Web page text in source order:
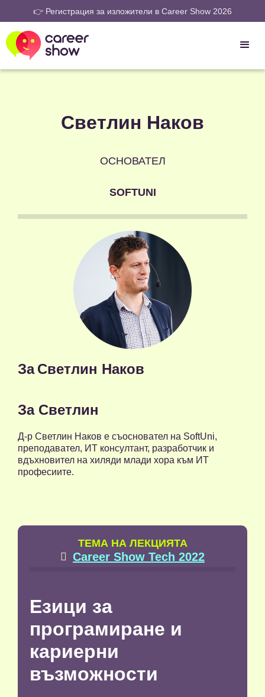
👉 Регистрация за изложители в Career Show 2026
Светлин Наков
ОСНОВАТЕЛ
SOFTUNI
За Светлин Наков
За Светлин
Д-р Светлин Наков е съосновател на SoftUni,
преподавател, ИТ консултант, разработчик и
вдъхновител на хиляди млади хора към ИТ
професиите.
TЕМА НА ЛЕКЦИЯТА
 Career Show Tech 2022
Езици за
програмиране и
кариерни
възможности